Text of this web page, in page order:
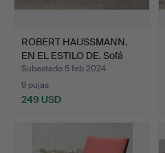
ROBERT HAUSSMANN.
EN EL ESTILO DE. Sofá
Tw…
Subastado 5 feb 2024
9 pujas
249 USD